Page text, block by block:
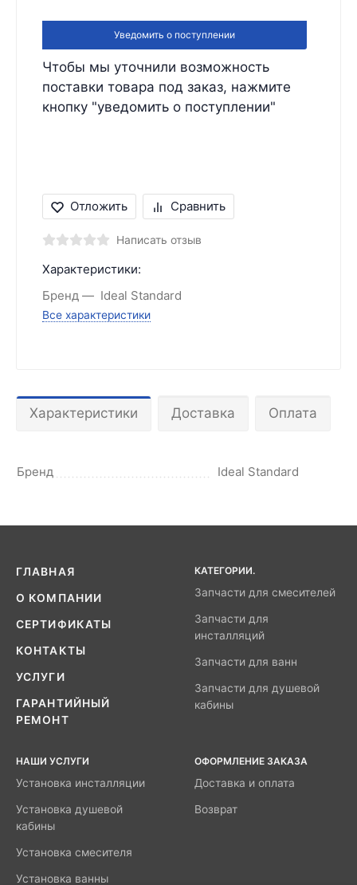
Уведомить о поступлении
Чтобы мы уточнили возможность
поставки товара под заказ, нажмите
кнопку "уведомить о поступлении"
Отложить Сравнить
Написать отзыв
Характеристики:
Бренд
Ideal Standard
Все характеристики
Характеристики Доставка Оплата
Бренд Ideal Standard
ГЛАВНАЯ
О КОМПАНИИ
СЕРТИФИКАТЫ
КОНТАКТЫ
УСЛУГИ
ГАРАНТИЙНЫЙ
РЕМОНТ
КАТЕГОРИИ.
Запчасти для смесителей
Запчасти для
инсталляций
Запчасти для ванн
Запчасти для душевой
кабины
НАШИ УСЛУГИ
Установка инсталляции
Установка душевой
кабины
Установка смесителя
Установка ванны
ОФОРМЛЕНИЕ ЗАКАЗА
Доставка и оплата
Возврат